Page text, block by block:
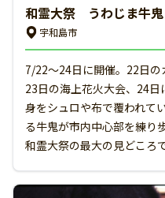
和霊大祭 うわじま牛鬼
宇和島市
7/22～24日に開催。22日の
23日の海上花火大会、24
身をシュロや布で覆われて
る牛鬼が市内中心部を練り
和霊大祭の最大の見どころで